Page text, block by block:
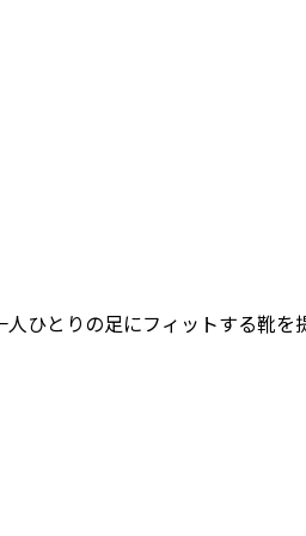
ひとりの足にフィットする靴を